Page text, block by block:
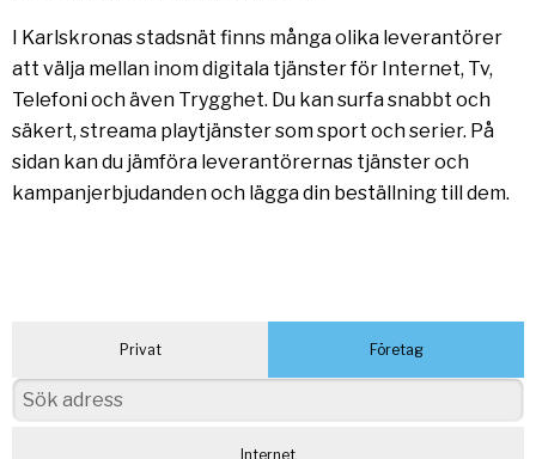
I Karlskronas stadsnät finns många olika leverantörer
att välja mellan inom digitala tjänster för Internet, Tv,
Telefoni och även Trygghet. Du kan surfa snabbt och
säkert, streama playtjänster som sport och serier. På
sidan kan du jämföra leverantörernas tjänster och
kampanjerbjudanden och lägga din beställning till dem.
Privat Företag
Internet